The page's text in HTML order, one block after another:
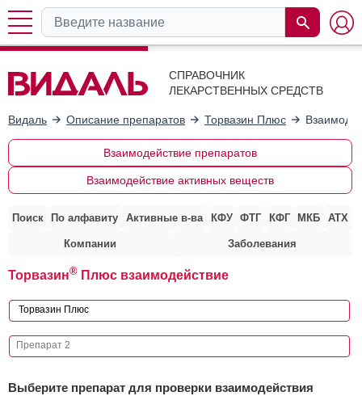
СПРАВОЧНИК
ЛЕКАРСТВЕННЫХ СРЕДСТВ
Видаль Описание препаратов Торвазин Плюс
Взаимодействие препаратов
Взаимодействие активных веществ
Поиск По алфавиту Активные в-ва КФУ ФТГ КФГ МКБ АТХ
Компании Заболевания
Торвазин® Плюс взаимодействие
Выберите препарат для проверки взаимодействия